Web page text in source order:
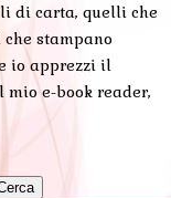
di carta, quelli che
stampano
io apprezzi il
e-book reader,